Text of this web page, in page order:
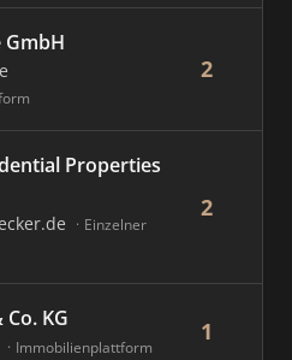
2
Properties
Einzelner
2
KG
Immobilienplattform
1